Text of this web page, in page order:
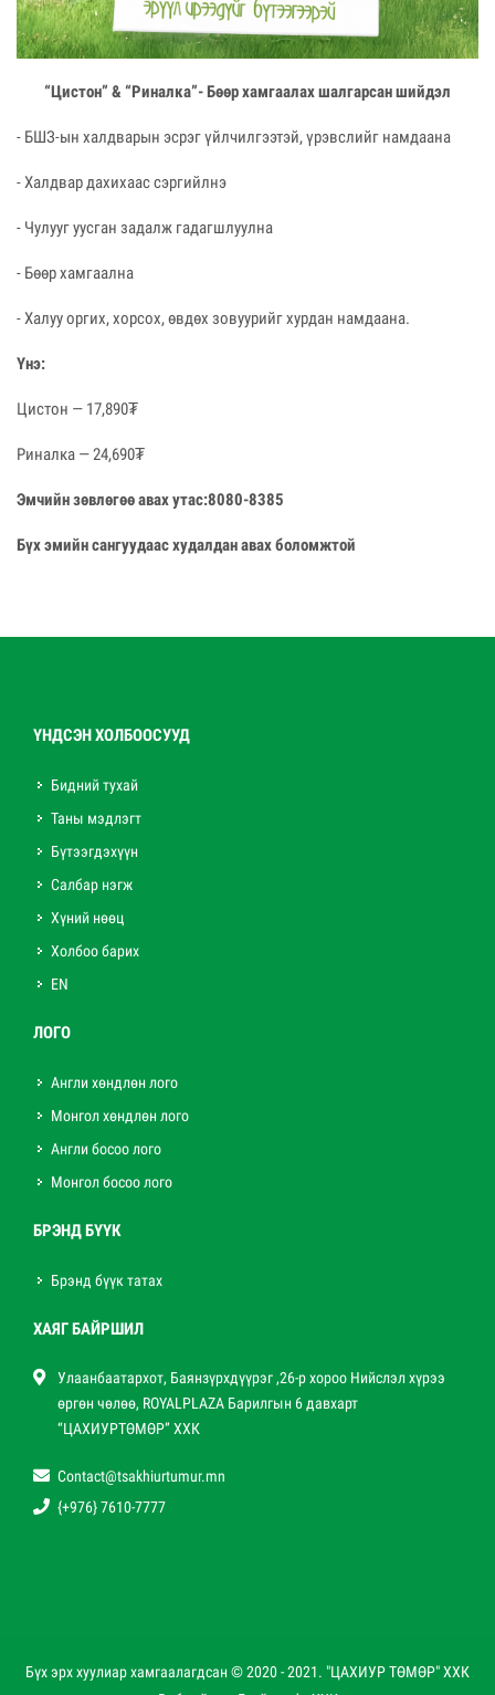
“Цистон” & “Риналка”- Бөөр хамгаалах шалгарсан шийдэл
- БШЗ-ын халдварын эсрэг үйлчилгээтэй, үрэвслийг намдаана
- Халдвар дахихаас сэргийлнэ
- Чулууг уусган задалж гадагшлуулна
- Бөөр хамгаална
- Халуу оргих, хорсох, өвдөх зовуурийг хурдан намдаана.
Үнэ:
Цистон — 17,890₮
Риналка — 24,690₮
Эмчийн зөвлөгөө авах утас:8080-8385
Бүх эмийн сангуудаас худалдан авах боломжтой
ҮНДСЭН ХОЛБООСУУД
Бидний тухай
Таны мэдлэгт
Бүтээгдэхүүн
Салбар нэгж
Хүний нөөц
Холбоо барих
EN
ЛОГО
Англи хөндлөн лого
Монгол хөндлөн лого
Англи босоо лого
Монгол босоо лого
БРЭНД БҮҮК
Брэнд бүүк татах
ХАЯГ БАЙРШИЛ
Улаанбаатархот, Баянзүрхдүүрэг ,26-р хороо Нийслэл хүрээ
өргөн чөлөө, ROYALPLAZA Барилгын 6 давхарт
“ЦАХИУРТӨМӨР” ХХК
Contact@tsakhiurtumur.mn
{+976} 7610-7777
Бүх эрх хуулиар хамгаалагдсан © 2020 - 2021. "ЦАХИУР ТӨМӨР" ХХК